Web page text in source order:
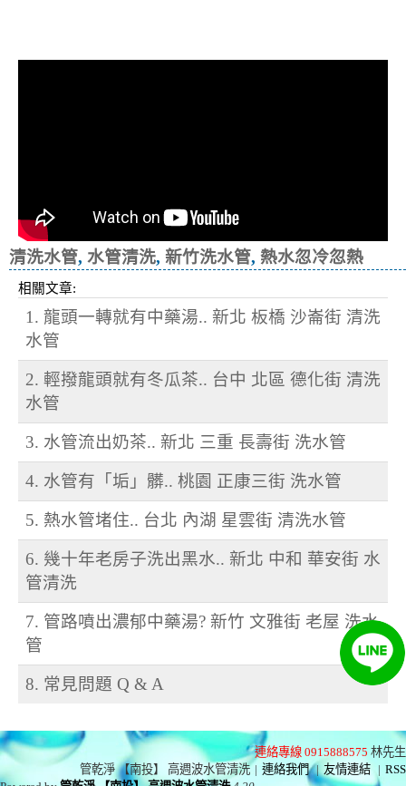
清洗水管, 水管清洗, 新竹洗水管, 熱水忽冷忽熱
相關文章:
1. 龍頭一轉就有中藥湯.. 新北 板橋 沙崙街 清洗
水管
2. 輕撥龍頭就有冬瓜茶.. 台中 北區 德化街 清洗
水管
3. 水管流出奶茶.. 新北 三重 長壽街 洗水管
4. 水管有「垢」髒.. 桃園 正康三街 洗水管
5. 熱水管堵住.. 台北 內湖 星雲街 清洗水管
6. 幾十年老房子洗出黑水.. 新北 中和 華安街 水
管清洗
7. 管路噴出濃郁中藥湯? 新竹 文雅街 老屋 洗水
管
8. 常見問題 Q & A
連絡專線 0915888575 林先生
管乾淨 【南投】 高週波水管清洗 | 連絡我們 | 友情連結 | RSS